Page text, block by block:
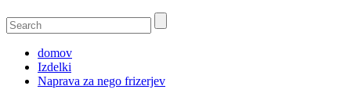
domov
Izdelki
Naprava za nego frizerjev